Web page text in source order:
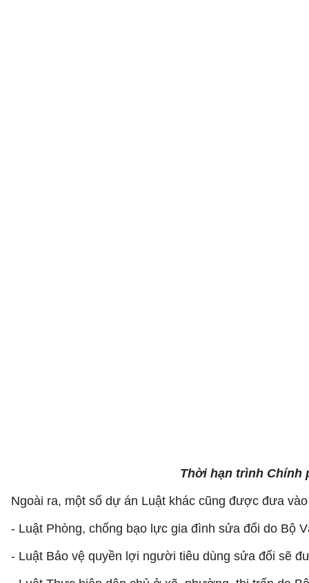
Thời hạn trình Chính
Ngoài ra, một số dự án Luật khác cũng được đưa
- Luật Phòng, chống bạo lực gia đình sửa đổi do Bộ
- Luật Bảo vệ quyền lợi người tiêu dùng sửa đổi sẽ